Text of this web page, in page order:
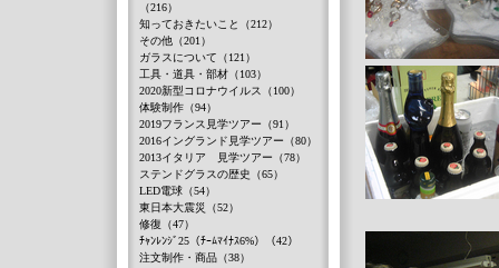
（216）
知っておきたいこと（212）
その他（201）
ガラスについて（121）
工具・道具・部材（103）
2020新型コロナウイルス（100）
体験制作（94）
2019フランス見学ツアー（91）
2016イングランド見学ツアー（80）
2013イタリア 見学ツアー（78）
ステンドグラスの歴史（65）
LED電球（54）
東日本大震災（52）
修復（47）
ﾁｬﾝﾚﾝｼﾞ25（ﾁｰﾑﾏｲﾅｽ6%）（42）
注文制作・商品（38）